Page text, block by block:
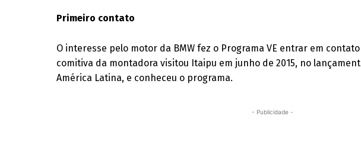
Primeiro contato
O interesse pelo motor da BMW fez o Programa VE entrar em
comitiva da montadora visitou Itaipu em junho de 2015, no
América Latina, e conheceu o programa.
- Publicidade -